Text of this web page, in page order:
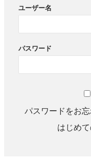
ユーザー名
パスワード
パスワードをお
はじめ